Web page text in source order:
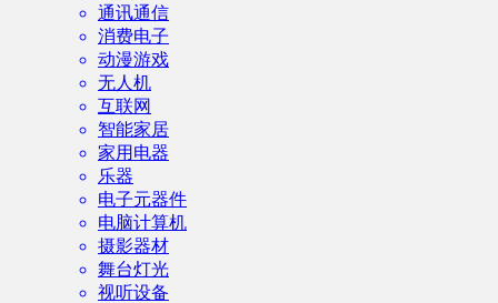
通讯通信
消费电子
动漫游戏
无人机
互联网
智能家居
家用电器
乐器
电子元器件
电脑计算机
摄影器材
舞台灯光
视听设备